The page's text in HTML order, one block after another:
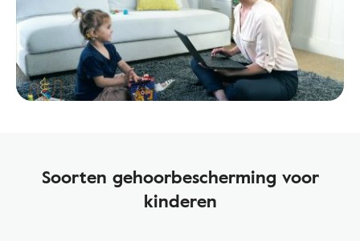
Soorten gehoorbescherming voor
kinderen